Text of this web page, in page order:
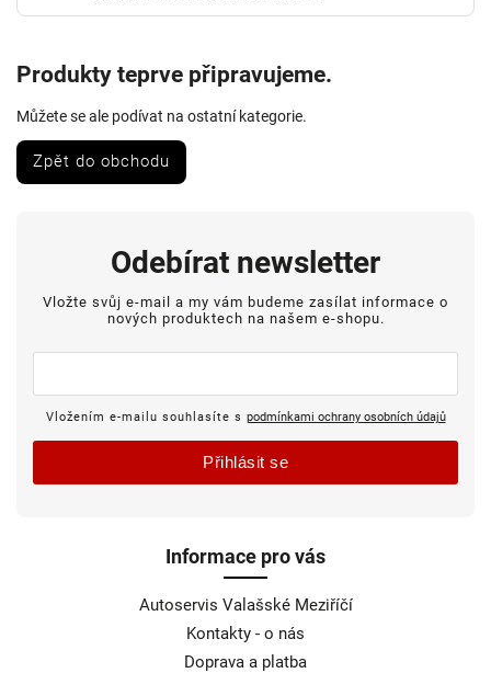
Produkty teprve připravujeme.
Můžete se ale podívat na ostatní kategorie.
Zpět do obchodu
Informace pro vás
Autoservis Valašské Meziříčí
Kontakty - o nás
Doprava a platba
Odebírat newsletter
Vložte svůj e-mail a my vám budeme zasílat informace o
nových produktech na našem e-shopu.
Vložením e-mailu souhlasíte s podmínkami ochrany osobních údajů
Přihlásit se